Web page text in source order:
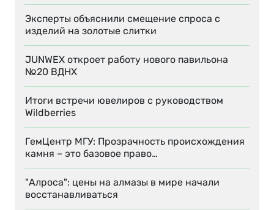
Эксперты объяснили смещение спроса с
изделий на золотые слитки
JUNWEX откроет работу нового павильона
№20 ВДНХ
Итоги встречи ювелиров с руководством
Wildberries
ГемЦентр МГУ: Прозрачность происхождения
камня – это базовое право…
"Алроса": цены на алмазы в мире начали
восстанавливаться